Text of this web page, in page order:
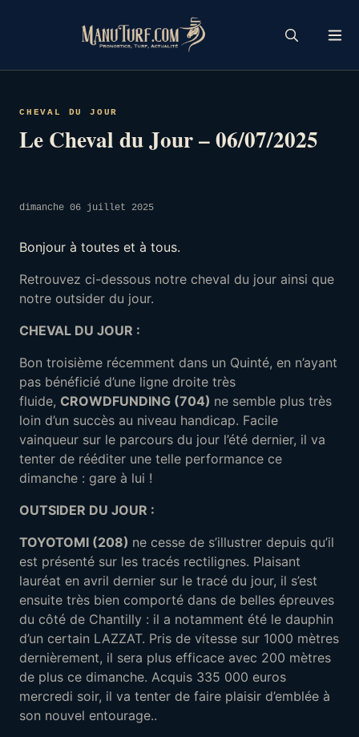
CHEVAL DU JOUR
Le Cheval du Jour – 06/07/2025
dimanche 06 juillet 2025
Bonjour à toutes et à tous.
Retrouvez ci-dessous notre cheval du jour ainsi que
notre outsider du jour.
CHEVAL DU JOUR :
Bon troisième récemment dans un Quinté, en n’ayant
pas bénéficié d’une ligne droite très
fluide, CROWDFUNDING (704) ne semble plus très
loin d’un succès au niveau handicap. Facile
vainqueur sur le parcours du jour l’été dernier, il va
tenter de rééditer une telle performance ce
dimanche : gare à lui !
OUTSIDER DU JOUR :
TOYOTOMI (208) ne cesse de s’illustrer depuis qu’il
est présenté sur les tracés rectilignes. Plaisant
lauréat en avril dernier sur le tracé du jour, il s’est
ensuite très bien comporté dans de belles épreuves
du côté de Chantilly : il a notamment été le dauphin
d’un certain LAZZAT. Pris de vitesse sur 1000 mètres
dernièrement, il sera plus efficace avec 200 mètres
de plus ce dimanche. Acquis 335 000 euros
mercredi soir, il va tenter de faire plaisir d’emblée à
son nouvel entourage..